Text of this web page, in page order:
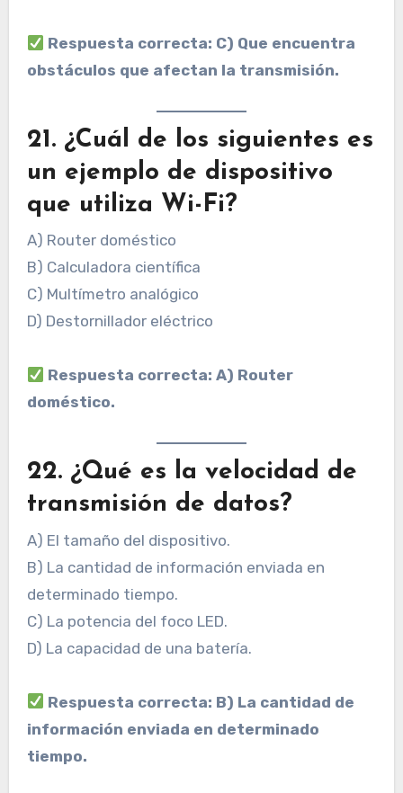
Respuesta correcta: C) Que encuentra
obstáculos que afectan la transmisión.
21. ¿Cuál de los siguientes es
un ejemplo de dispositivo
que utiliza Wi-Fi?
A) Router doméstico
B) Calculadora científica
C) Multímetro analógico
D) Destornillador eléctrico
Respuesta correcta: A) Router
doméstico.
22. ¿Qué es la velocidad de
transmisión de datos?
A) El tamaño del dispositivo.
B) La cantidad de información enviada en
determinado tiempo.
C) La potencia del foco LED.
D) La capacidad de una batería.
Respuesta correcta: B) La cantidad de
información enviada en determinado
tiempo.